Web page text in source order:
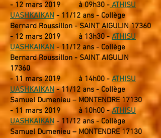
-12 mars 2019 à 09h30 - ATHISU
UASHKAIKAN- 11/12 ans - Collège
Bernard Roussillon -SAINT AIGULIN 17360
- 12 mars 2019 à 13h30 -ATHISU
UASHKAIKAN - 11/12 ans - Collège
Bernard Roussillon - SAINT AIGULIN
17360
- 11 mars 2019 à 14h00 - ATHISU
UASHKAIKAN- 11/12 ans - Collège
Samuel Dumenieu – MONTENDRE 17130
- 11 mars 2019 à 10h00 -ATHISU
UASHKAIKAN - 11/12 ans - Collège
Samuel Dumenieu – MONTENDRE 17130